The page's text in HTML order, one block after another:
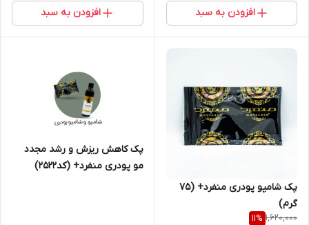
افزودن به سبد افزودن به سبد
پک شامپو پودری منفرد+ (75
گرم)
1,620,000
11%
پک کاهش ریزش و رشد مجدد
مو پودری منفرد+ (کد2522)